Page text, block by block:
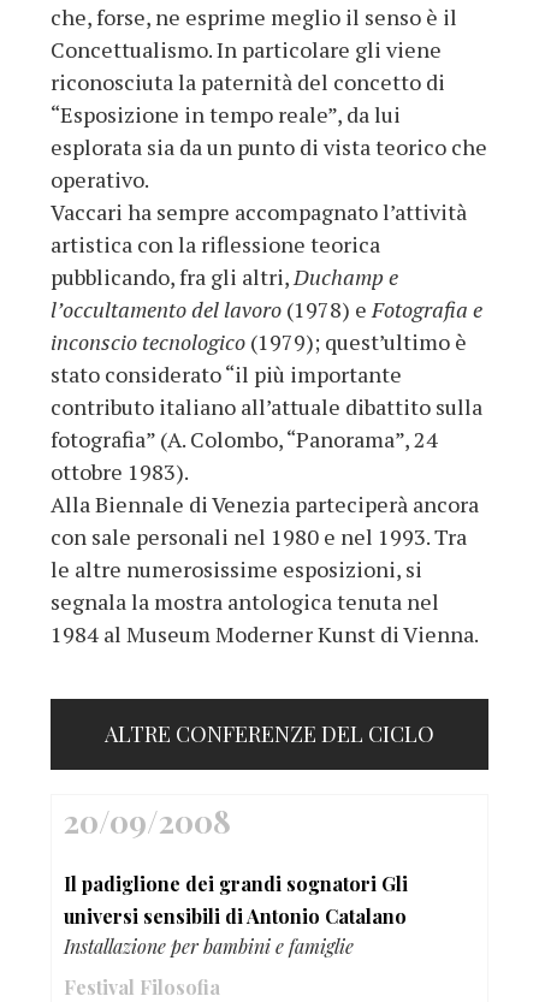
che, forse, ne esprime meglio il senso è il
Concettualismo. In particolare gli viene
riconosciuta la paternità del concetto di
“Esposizione in tempo reale”, da lui
esplorata sia da un punto di vista teorico che
operativo.
Vaccari ha sempre accompagnato l’attività
artistica con la riflessione teorica
pubblicando, fra gli altri,Duchamp e
l’occultamento del lavoro (1978) eFotografia e
inconscio tecnologico (1979); quest’ultimo è
stato considerato “il più importante
contributo italiano all’attuale dibattito sulla
fotografia” (A. Colombo, “Panorama”, 24
ottobre 1983).
Alla Biennale di Venezia parteciperà ancora
con sale personali nel 1980 e nel 1993. Tra
le altre numerosissime esposizioni, si
segnala la mostra antologica tenuta nel
1984 al Museum Moderner Kunst di Vienna.
ALTRE CONFERENZE DEL CICLO
20/09/2008
Il padiglione dei grandi sognatori Gli
universi sensibili di Antonio Catalano
Installazione per bambini e famiglie
Festival Filosofia